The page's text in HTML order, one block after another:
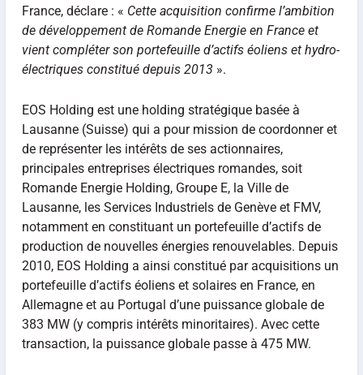
France, déclare : « Cette acquisition confirme l’ambition
de développement de Romande Energie en France et
vient compléter son portefeuille d’actifs éoliens et hydro-
électriques constitué depuis 2013 ».
EOS Holding est une holding stratégique basée à
Lausanne (Suisse) qui a pour mission de coordonner et
de représenter les intérêts de ses actionnaires,
principales entreprises électriques romandes, soit
Romande Energie Holding, Groupe E, la Ville de
Lausanne, les Services Industriels de Genève et FMV,
notamment en constituant un portefeuille d’actifs de
production de nouvelles énergies renouvelables. Depuis
2010, EOS Holding a ainsi constitué par acquisitions un
portefeuille d’actifs éoliens et solaires en France, en
Allemagne et au Portugal d’une puissance globale de
383 MW (y compris intérêts minoritaires). Avec cette
transaction, la puissance globale passe à 475 MW.